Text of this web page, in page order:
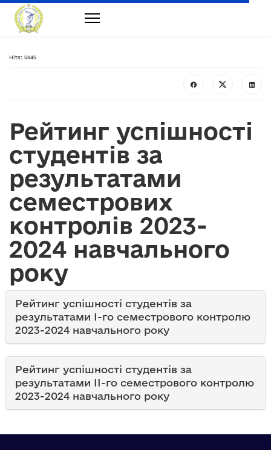
Hits: 5845
Рейтинг успішності
студентів за
результатами
семестрових
контролів 2023-
2024 навчального
року
Рейтинг успішності студентів за
результатами І-го семестрового контролю
2023-2024 навчального року
Рейтинг успішності студентів за
результатами ІІ-го семестрового контролю
2023-2024 навчального року